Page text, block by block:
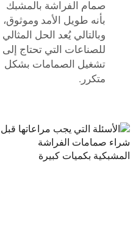
صمام الفراشة بالمشبك
بأنه طويل الأمد وموثوق،
وبالتالي يُعد الحل المثالي
للصناعات التي تحتاج إلى
تشغيل الصمامات بشكل
متكرر.